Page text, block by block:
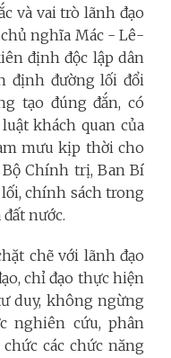
và vai trò lãnh đạo
nghĩa Mác - Lê-
định độc lập dân
định đường lối đổi
tạo đúng đắn, có
khách quan của
mưu kịp thời cho
Chính trị, Ban Bí
chính sách trong
nước.
chẽ với lãnh đạo
chỉ đạo thực hiện
duy, không ngừng
nghiên cứu, phân
các chức năng